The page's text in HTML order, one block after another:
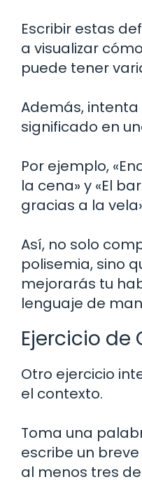
Escribir estas
a visualizar
puede tener
Además,
significado en
Por ejemplo,
la cena» y «El
gracias a la
Así, no solo
polisemia, sino
mejorarás tu
lenguaje de
Ejercicio de
Otro ejercicio
el contexto.
Toma una
escribe un
al menos tres